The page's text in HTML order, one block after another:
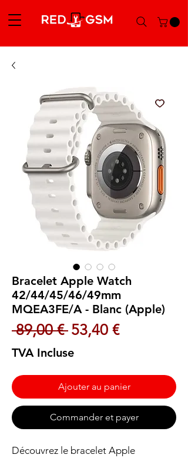
Bracelet Apple Watch
42/44/45/46/49mm
MQEA3FE/A - Blanc (Apple)
89,00 € Prix original
53,40 €Prix
TVA Incluse
Ajouter au panier
Commander et payer
Découvrez le bracelet Apple